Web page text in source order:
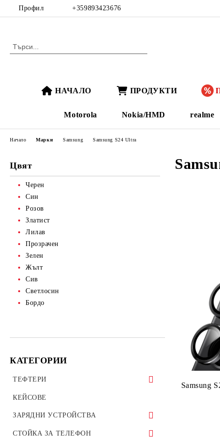
Профил +359893423676
НАЧАЛО ПРОДУКТИ
Motorola Nokia/HMD realme
Цвят
Черен
Син
Розов
Златист
Лилав
Прозрачен
Зелен
Жълт
Сив
Светлосин
Бордо
КАТЕГОРИИ
ТЕФТЕРИ
ТЕФТЕРИ ЗА ТАБЛЕТИ
УНИВЕРСАЛНИ КАЛЪФИ
КЕЙСОВЕ
ЗАРЯДНИ УСТРОЙСТВА
ЗАРЯДНИ ЗА ТЕЛЕФОН
СТОЙКА ЗА ТЕЛЕФОН
Начало Марки Samsung Samsung S24 Ultra
Samsung